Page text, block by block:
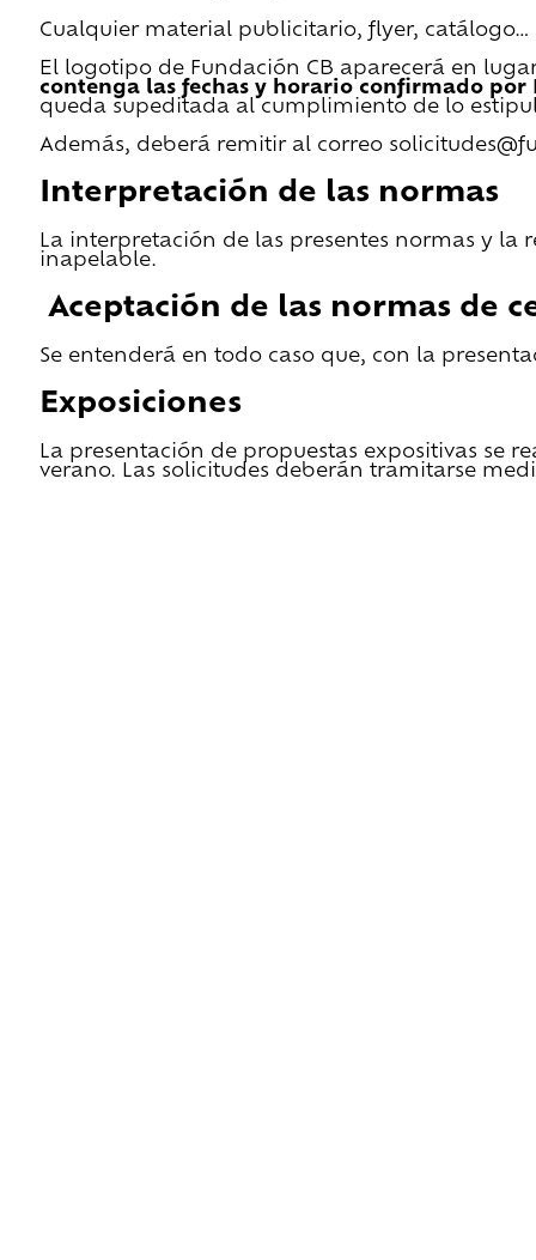
Cualquier material publicitario, flyer, catálogo…
El logotipo de Fundación CB aparecerá en
contenga las fechas y horario confirmado por
queda supeditada al cumplimiento de lo
Además, deberá remitir al correo
Interpretación de las normas
La interpretación de las presentes normas y la
inapelable.
Aceptación de las normas de
Se entenderá en todo caso que, con la
Exposiciones
La presentación de propuestas expositivas se
verano. Las solicitudes deberán tramitarse